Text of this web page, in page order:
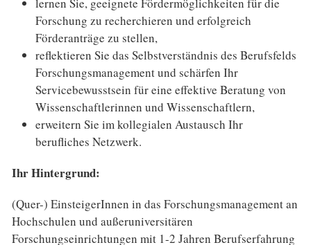
Forschung zu recherchieren und erfolgreich
Förderanträge zu stellen,
reflektieren Sie das Selbstverständnis des Berufsfelds
Forschungsmanagement und schärfen Ihr
Servicebewusstsein für eine effektive Beratung von
Wissenschaftlerinnen und Wissenschaftlern,
erweitern Sie im kollegialen Austausch Ihr
berufliches Netzwerk.
Ihr Hintergrund:
(Quer-) EinsteigerInnen in das Forschungsmanagement an
Hochschulen und außeruniversitären
Forschungseinrichtungen mit 1-2 Jahren Berufserfahrung